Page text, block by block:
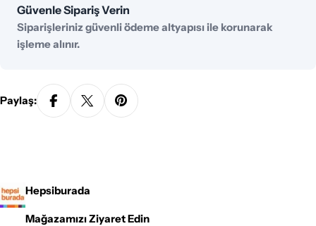
Güvenle Sipariş Verin
Ödeme
yöntemleri
Siparişleriniz güvenli ödeme altyapısı ile korunarak
işleme alınır.
Paylaş:
Hepsiburada
Mağazamızı Ziyaret Edin